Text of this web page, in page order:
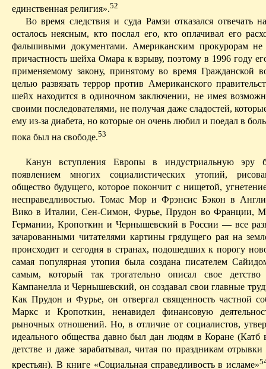
единственная религия».52
Во время следствия и суда Рамзи отказался отвечать
осталось неясным, кто послал его, кто оплачивал его
фальшивыми документами. Американским прокурорам не
причастность шейха Омара к взрыву, поэтому в 1996 году
применяемому закону, принятому во время Гражданской
целью развязать террор против Американского
шейх находится в одиночном заключении, не имея
своими последователями, не получая даже сладостей,
ему из-за диабета, но которые он очень любил и поедал в
пока был на свободе.53
Канун вступления Европы в индустриальную эру
появлением многих социалистических утопий,
общество будущего, которое покончит с нищетой,
несправедливостью. Томас Мор и Фрэнсис Бэкон в
Вико в Италии, Сен-Симон, Фурье, Прудон во Франции,
Германии, Кропоткин и Чернышевский в России — все
зачарованными читателями картины грядущего рая на
происходит и сегодня в странах, подошедших к порогу
самая популярная утопия была создана писателем
самым, который так трогательно описал свое
Кампанелла и Чернышев­ский, он создавал свои главные
Как Прудон и Фурье, он отвергал священность частной
Маркс и Кропоткин, ненавидел финансовую
рыночных отношений. Но, в отличие от социалистов,
идеального общества давно был дан людям в Коране (Катб
детстве и даже зарабатывал, читая по праздникам
крестьян). В книге «Социальная справедливость в исламе»